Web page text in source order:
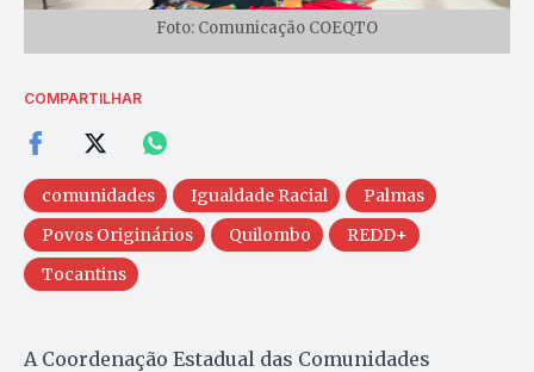
Foto: Comunicação COEQTO
COMPARTILHAR
comunidades Igualdade Racial
Palmas
Povos Originários
Quilombo
REDD+
Tocantins
A Coordenação Estadual das Comunidades